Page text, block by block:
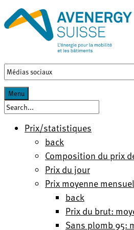
Menu
Prix/statistiques
back
Composition du prix
Prix du jour
Prix moyenne
back
Prix du brut:
Sans plomb 95: